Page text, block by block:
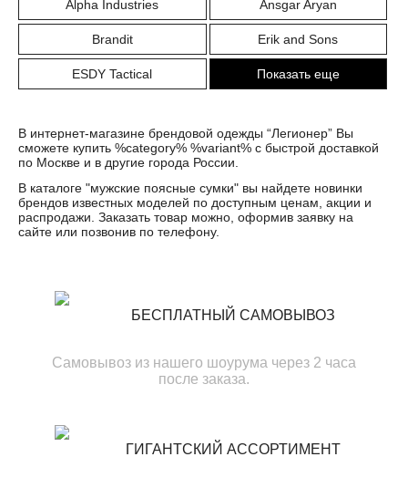
Alpha Industries Ansgar Aryan
Brandit Erik and Sons
ESDY Tactical Показать еще
В интернет-магазине брендовой одежды “Легионер” Вы
сможете купить %category% %variant% с быстрой доставкой
по Москве и в другие города России.
В каталоге "мужские поясные сумки" вы найдете новинки
брендов известных моделей по доступным ценам, акции и
распродажи. Заказать товар можно, оформив заявку на
сайте или позвонив по телефону.
БЕСПЛАТНЫЙ САМОВЫВОЗ
Самовывоз из нашего шоурума через 2 часа
после заказа.
ГИГАНТСКИЙ АССОРТИМЕНТ